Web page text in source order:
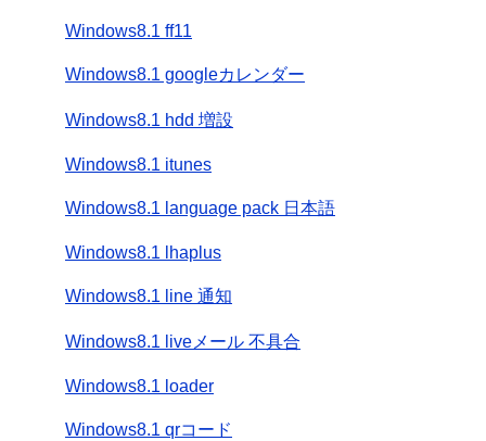
Windows8.1 ff11
Windows8.1 googleカレンダー
Windows8.1 hdd 増設
Windows8.1 itunes
Windows8.1 language pack 日本語
Windows8.1 lhaplus
Windows8.1 line 通知
Windows8.1 liveメール 不具合
Windows8.1 loader
Windows8.1 qrコード